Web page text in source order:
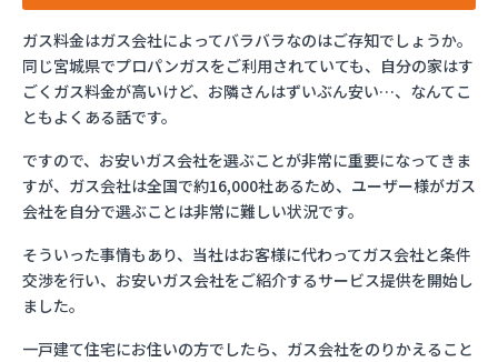
ガス料金はガス会社によってバラバラなのはご存知でしょうか。
同じ宮城県でプロパンガスをご利用されていても、自分の家はす
ごくガス料金が高いけど、お隣さんはずいぶん安い…、なんてこ
ともよくある話です。
ですので、お安いガス会社を選ぶことが非常に重要になってきま
すが、ガス会社は全国で約16,000社あるため、ユーザー様がガス
会社を自分で選ぶことは非常に難しい状況です。
そういった事情もあり、当社はお客様に代わってガス会社と条件
交渉を行い、お安いガス会社をご紹介するサービス提供を開始し
ました。
一戸建て住宅にお住いの方でしたら、ガス会社をのりかえること